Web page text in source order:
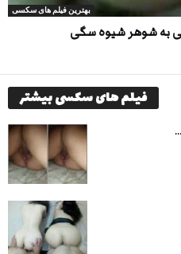
بهترین فیلم های سکسی
به شوهر شیوه سگی
فیلم های سکسی بیشتر